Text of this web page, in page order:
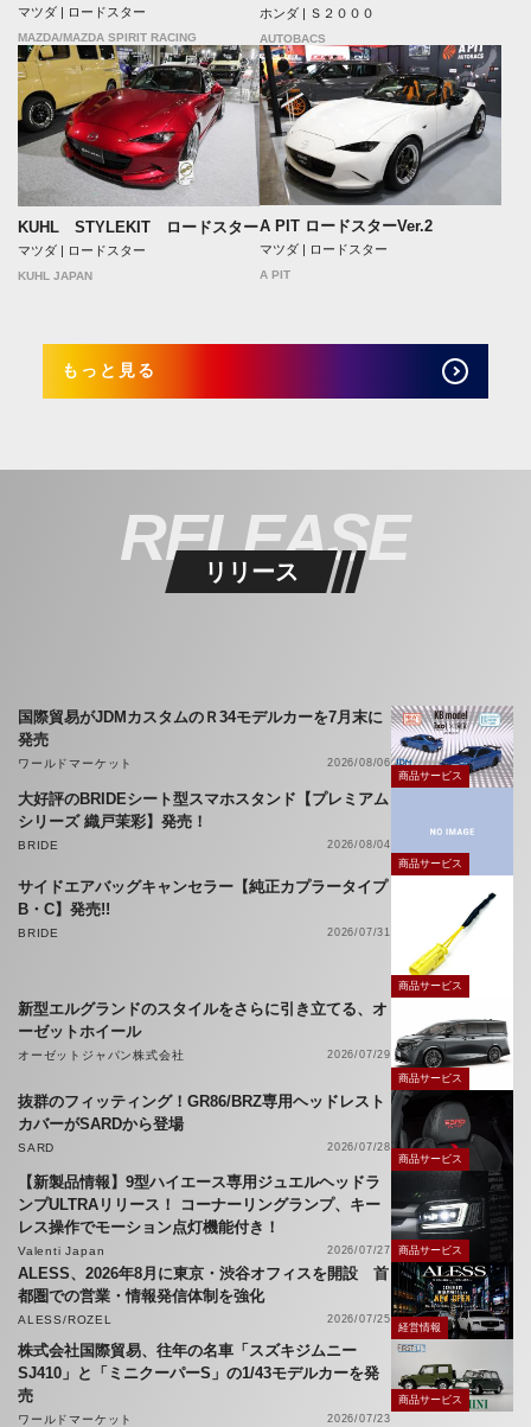
マツダ | ロードスター
MAZDA/MAZDA SPIRIT RACING
ホンダ | Ｓ２０００
AUTOBACS
KUHL STYLEKIT ロードスター
マツダ | ロードスター
KUHL JAPAN
A PIT ロードスターVer.2
マツダ | ロードスター
A PIT
もっと見る
RELEASE
リリース
国際貿易がJDMカスタムのＲ34モデルカーを7月末に
発売
ワールドマーケット
2026/08/06
商品サービス
大好評のBRIDEシート型スマホスタンド【プレミアム
シリーズ 織戸茉彩】発売！
BRIDE
2026/08/04
商品サービス
サイドエアバッグキャンセラー【純正カプラータイプ
B・C】発売!!
BRIDE 2026/07/31
商品サービス
新型エルグランドのスタイルをさらに引き立てる、オ
ーゼットホイール
オーゼットジャパン株式会社
2026/07/29
商品サービス
抜群のフィッティング！GR86/BRZ専用ヘッドレスト
カバーがSARDから登場
SARD
2026/07/28
商品サービス
【新製品情報】9型ハイエース専用ジュエルヘッドラ
ンプULTRAリリース！ コーナーリングランプ、キー
レス操作でモーション点灯機能付き！
Valenti Japan 2026/07/27 商品サービス
ALESS、2026年8月に東京・渋谷オフィスを開設 首
都圏での営業・情報発信体制を強化
ALESS/ROZEL 2026/07/25
経営情報
株式会社国際貿易、往年の名車「スズキジムニー
SJ410」と「ミニクーパーS」の1/43モデルカーを発
売
ワールドマーケット 2026/07/23
商品サービス